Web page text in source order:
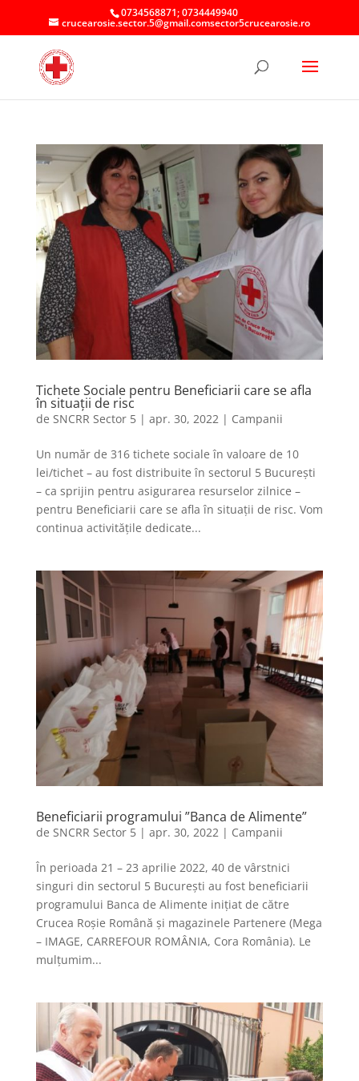
0734568871; 0734449940
crucearosie.sector.5@gmail.comsector5crucearosie.ro
Tichete Sociale pentru Beneficiarii care se afla
în situații de risc
de SNCRR Sector 5| apr. 30, 2022 | Campanii
Un număr de 316 tichete sociale în valoare de 10
lei/tichet – au fost distribuite în sectorul 5 București
– ca sprijin pentru asigurarea resurselor zilnice –
pentru Beneficiarii care se afla în situații de risc. Vom
continua activitățile dedicate...
Beneficiarii programului ”Banca de Alimente”
de SNCRR Sector 5| apr. 30, 2022 | Campanii
În perioada 21 – 23 aprilie 2022, 40 de vârstnici
singuri din sectorul 5 București au fost beneficiarii
programului Banca de Alimente inițiat de către
Crucea Roșie Română și magazinele Partenere (Mega
– IMAGE, CARREFOUR ROMÂNIA, Cora România). Le
mulțumim...